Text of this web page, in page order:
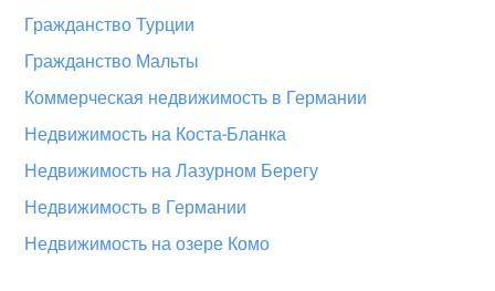
Гражданство Турции
Гражданство Мальты
Коммерческая недвижимость в Германии
Недвижимость на Коста-Бланка
Недвижимость на Лазурном Берегу
Недвижимость в Германии
Недвижимость на озере Комо